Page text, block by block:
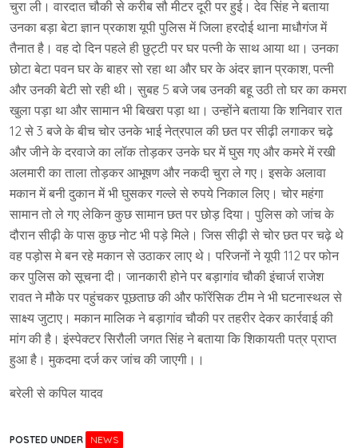
चुरा ली। वारदात चौकी से करीब सौ मीटर दूरी पर हुई। देव सिंह ने बताया
उनका बड़ा बेटा ज्ञान प्रकाश यूपी पुलिस में जिला हरदोई थाना माधौगंज में
तैनात है। वह दो दिन पहले ही छुट्टी पर घर पत्नी के साथ आया था। उनका
छोटा बेटा पवन घर के बाहर सो रहा था और घर के अंदर ज्ञान प्रकाश, पत्नी
और उनकी बेटी सो रही थी। सुबह 5 बजे जब उनकी बहू उठी तो घर का कमरा
खुला पड़ा था और सामान भी बिखरा पड़ा था। उन्होंने बताया कि शनिवार रात
12 से 3 बजे के बीच चोर उनके भाई नेत्रपाल की छत पर सीढ़ी लगाकर चढ़े
और जीने के दरवाजे का लॉक तोड़कर उनके घर में घुस गए और कमरे में रखी
अलमारी का ताला तोड़कर आभूषण और नकदी चुरा ले गए। इसके अलावा
मकान में बनी दुकान में भी घुसकर गल्ले से रुपये निकाल लिए। चोर महंगा
सामान तो ले गए लेकिन कुछ सामान छत पर छोड़ दिया। पुलिस को जांच के
दौरान सीढ़ी के पास कुछ नोट भी पड़े मिले। जिस सीढ़ी से चोर छत पर चढ़े थे
वह पड़ोस मे बन रहे मकान से उठाकर लाए थे। परिजनों ने यूपी 112 पर फोन
कर पुलिस को सूचना दी। जानकारी होने पर बड़ागांव चौकी इंचार्ज राजेश
रावत ने मौके पर पहुंचकर पूछताछ की और फॉरेंसिक टीम ने भी घटनास्थल से
साक्ष्य जुटाए। मकान मालिक ने बड़ागांव चौकी पर तहरीर देकर कार्रवाई की
मांग की है। इंस्पेक्टर सिरौली जगत सिंह ने बताया कि शिकायती पत्र प्राप्त
हुआ है। मुकदमा दर्ज कर जांच की जाएगी।।
बरेली से कपिल यादव
POSTED UNDER NEWS